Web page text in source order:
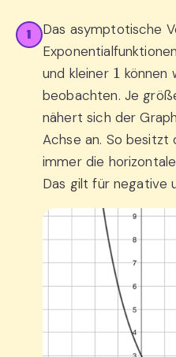
1
Das asymptotische
und kleiner 1 können
beobachten. Je
nähert sich der
Achse an. So besitzt
immer die
Das gilt für negative